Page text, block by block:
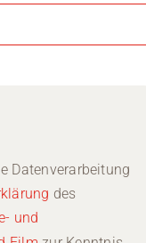
Datenverarbeitung
des
und